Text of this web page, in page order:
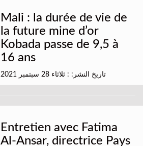
Mali : la durée de vie de
la future mine d’or
Kobada passe de 9,5 à
16 ans
تاريخ النشر: : ثلاثاء 28 سبتمبر 2021
Entretien avec Fatima
Al-Ansar, directrice Pays